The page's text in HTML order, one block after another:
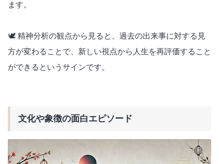
ます。
🕊️ 精神分析の観点から見ると、過去の出来事に対する見
方が変わることで、新しい視点から人生を再評価すること
ができるというサインです。
文化や象徴の面白エピソード